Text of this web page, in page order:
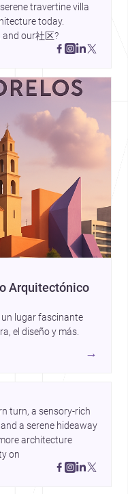
travertine villa
today.
our社区?
Arquitectónico
un lugar fascinante
el diseño y más.
→
turn, a sensory-rich
a serene hideaway
architecture